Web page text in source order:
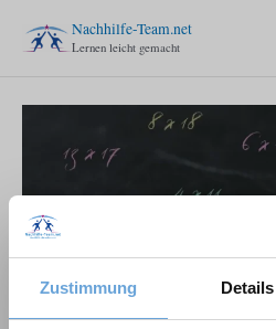
Zustimmung Details
Inhalt
Nachhilfe-Team.net
Lernen leicht gemacht